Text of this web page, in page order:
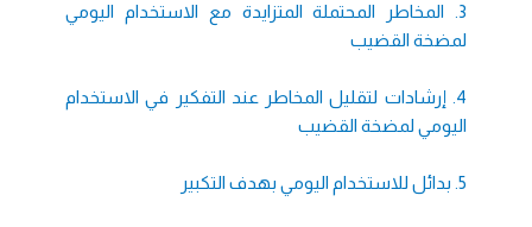
3. المخاطر المحتملة المتزايدة مع الاستخدام اليومي
لمضخة القضيب
4. إرشادات لتقليل المخاطر عند التفكير في الاستخدام
اليومي لمضخة القضيب
5. بدائل للاستخدام اليومي بهدف التكبير